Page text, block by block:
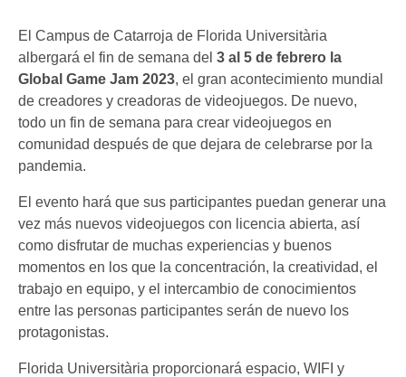
El Campus de Catarroja de Florida Universitària
albergará el fin de semana del 3 al 5 de febrero la
Global Game Jam 2023, el gran acontecimiento mundial
de creadores y creadoras de videojuegos. De nuevo,
todo un fin de semana para crear videojuegos en
comunidad después de que dejara de celebrarse por la
pandemia.
El evento hará que sus participantes puedan generar una
vez más nuevos videojuegos con licencia abierta, así
como disfrutar de muchas experiencias y buenos
momentos en los que la concentración, la creatividad, el
trabajo en equipo, y el intercambio de conocimientos
entre las personas participantes serán de nuevo los
protagonistas.
Florida Universitària proporcionará espacio, WIFI y